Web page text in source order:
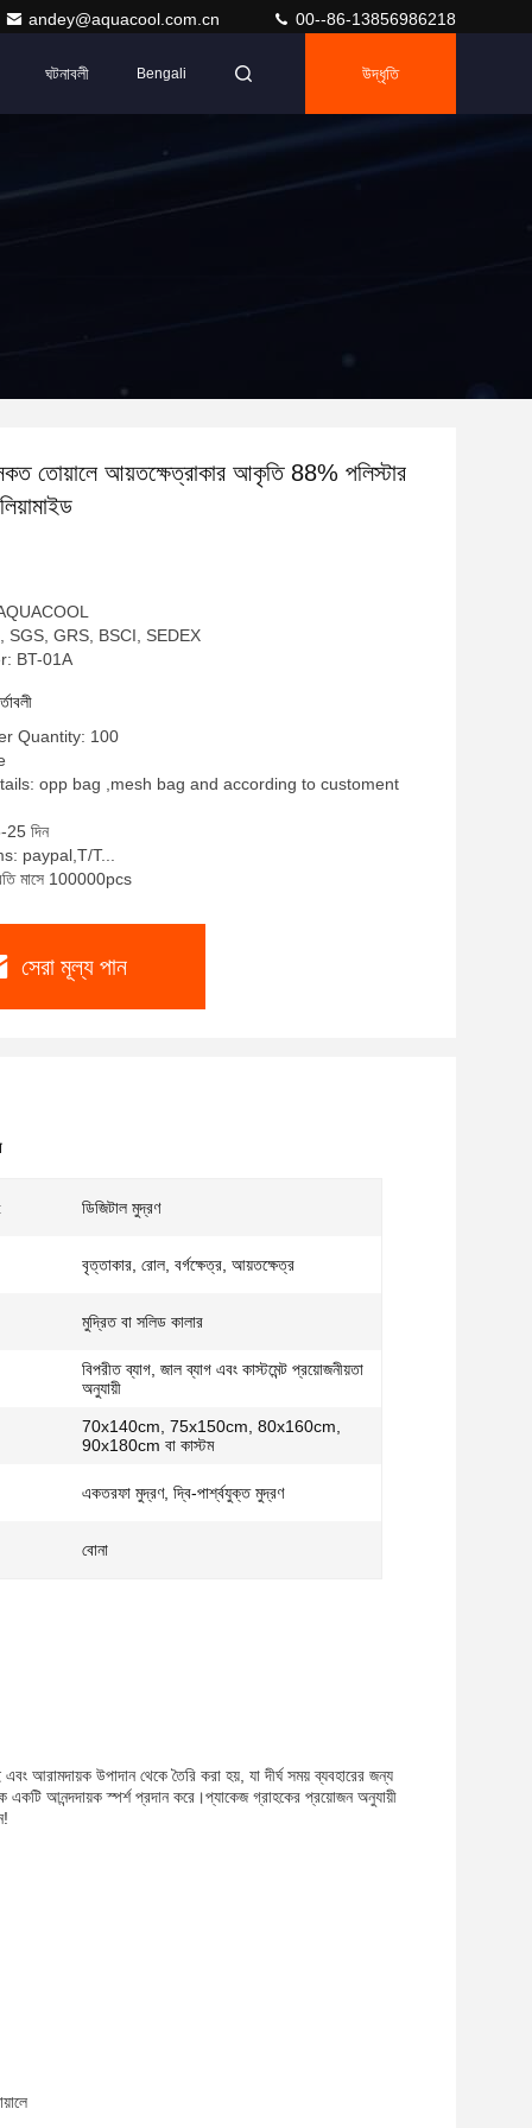
andey@aquacool.com.cn 00--86-13856986218
ঘটনাবলী Bengali উদ্ধৃতি
তোয়ালে আয়তক্ষেত্রাকার আকৃতি 88% পলিস্টার
AQUACOOL
SGS, GRS, BSCI, SEDEX
BT-01A
Quantity: 100
opp bag ,mesh bag and according to customent
25 দিন
paypal,T/T...
মাসে 100000pcs
সেরা মূল্য পান
ডিজিটাল মুদ্রণ
বৃত্তাকার, রোল, বর্গক্ষেত্র, আয়তক্ষেত্র
মুদ্রিত বা সলিড কালার
বিপরীত ব্যাগ, জাল ব্যাগ এবং কাস্টমেন্ট প্রয়োজনীয়তা
অনুযায়ী
70x140cm, 75x150cm, 80x160cm,
90x180cm বা কাস্টম
একতরফা মুদ্রণ, দ্বি-পার্শ্বযুক্ত মুদ্রণ
বোনা
উপাদান থেকে তৈরি করা হয়, যা দীর্ঘ সময় ব্যবহারের জন্য
আনন্দদায়ক স্পর্শ প্রদান করে।প্যাকেজ গ্রাহকের প্রয়োজন অনুযায়ী